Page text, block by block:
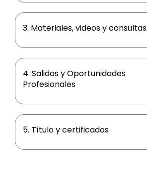
3. Materiales, videos y consultas
4. Salidas y Oportunidades
Profesionales
5. Título y certificados